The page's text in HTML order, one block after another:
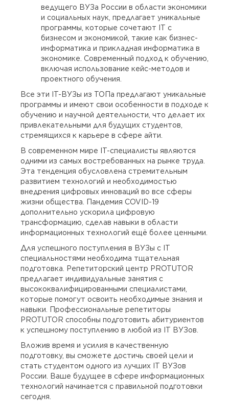
ведущего ВУЗа России в области экономики
и социальных наук, предлагает уникальные
программы, которые сочетают IT с
бизнесом и экономикой, такие как бизнес-
информатика и прикладная информатика в
экономике. Современный подход к обучению,
включая использование кейс-методов и
проектного обучения.
Все эти IT-ВУЗы из ТОПа предлагают уникальные
программы и имеют свои особенности в подходе к
обучению и научной деятельности, что делает их
привлекательными для будущих студентов,
стремящихся к карьере в сфере айти.
В современном мире IT-специалисты являются
одними из самых востребованных на рынке труда.
Эта тенденция обусловлена стремительным
развитием технологий и необходимостью
внедрения цифровых инноваций во все сферы
жизни общества. Пандемия COVID-19
дополнительно ускорила цифровую
трансформацию, сделав навыки в области
информационных технологий ещё более ценными.
Для успешного поступления в ВУЗы с IT
специальностями необходима тщательная
подготовка. Репетиторский центр PROTUTOR
предлагает индивидуальные занятия с
высококвалифицированными специалистами,
которые помогут освоить необходимые знания и
навыки. Профессиональные репетиторы
PROTUTOR способны подготовить абитуриентов
к успешному поступлению в любой из IT ВУЗов.
Вложив время и усилия в качественную
подготовку, вы сможете достичь своей цели и
стать студентом одного из лучших IT ВУЗов
России. Ваше будущее в сфере информационных
технологий начинается с правильной подготовки
сегодня.